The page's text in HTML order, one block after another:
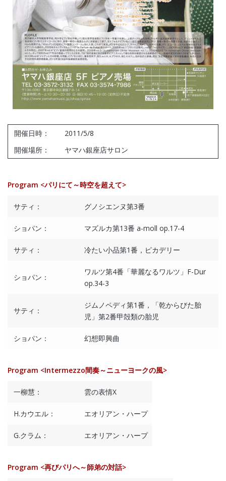
開催日時：
2011/5/8
開催場所：
ヤマハ銀座店サロン
Program <パリにて～時空を超えて>
サティ： グノシエンヌ第3番
ショパン： マズルカ第13番 a-moll op.17-4
サティ： 冷たい小品第1番，ピカデリー
ショパン：
ワルツ第4番「華麗なるワルツ」F-Dur
op.34-3
サティ：
ジムノペディ第1番，「乾からびた胎
児」第2番甲殻類の胎児
ショパン： 幻想即興曲
Program <Intermezzo間奏～ニューヨークの風>
一柳慧： 雲の表情X
H.カウエル： エオリアン・ハープ
G.クラム： エオリアン・ハープ
Program <再びパリへ～師弟の対話>